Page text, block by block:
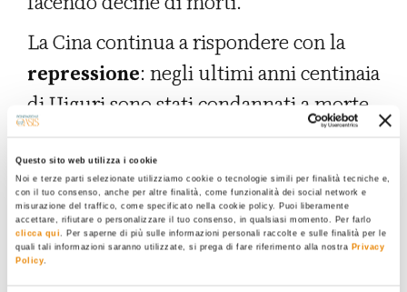
Questo sito web utilizza i cookie
Noi e terze parti selezionate utilizziamo cookie o tecnologie simili per finalità tecniche e,
con il tuo consenso, anche per altre finalità, come funzionalità dei social network e
misurazione del traffico, come specificato nella cookie policy. Puoi liberamente
accettare, rifiutare o personalizzare il tuo consenso, in qualsiasi momento. Per farlo
clicca qui . Per saperne di più sulle informazioni personali raccolte e sulle finalità per le
quali tali informazioni saranno utilizzate, si prega di fare riferimento alla nostra Privacy
Policy.
La Cina continua a rispondere con la
repressione: negli ultimi anni centinaia
di Uiguri sono stati condannati a morte
o fatti sparire senza alcun processo.
Insieme alla sottomissione demografica
della popolazione uigura (circa nove
milioni), vi è una vera e propria
occupazione militare da parte